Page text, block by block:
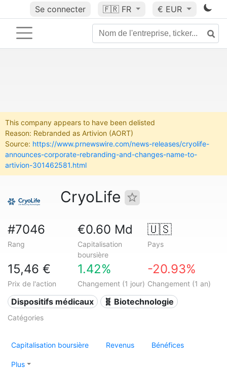
Se connecter 🇫🇷 FR € EUR
This company appears to have been delisted
Reason: Rebranded as Artivion (AORT)
Source: https://www.prnewswire.com/news-releases/cryolife-
announces-corporate-rebranding-and-changes-name-to-
artivion-301462581.html
CryoLife
#7046
Rang
€0.60 Md
Capitalisation
boursière
🇺🇸
Pays
15,46 €
Prix de l'action
1.42%
Changement (1 jour)
-20.93%
Changement (1 an)
Dispositifs médicaux 🧬 Biotechnologie
Catégories
Capitalisation boursière Revenus Bénéfices
Plus